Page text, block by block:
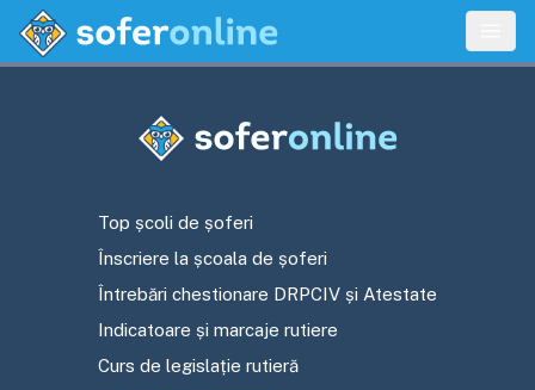
Top școli de șoferi
Înscriere la școala de șoferi
Întrebări chestionare DRPCIV și Atestate
Indicatoare și marcaje rutiere
Curs de legislație rutieră